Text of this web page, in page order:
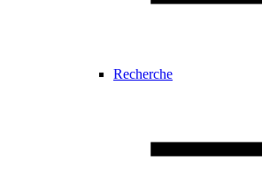
Recherche